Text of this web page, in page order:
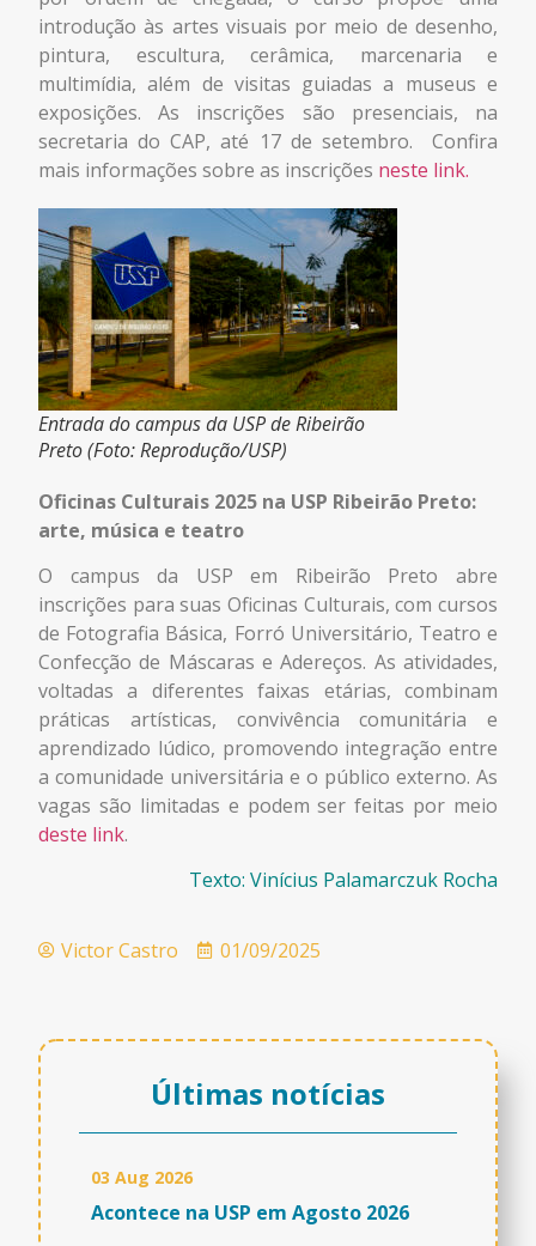
introdução às artes visuais por meio de desenho,
pintura, escultura, cerâmica, marcenaria e
multimídia, além de visitas guiadas a museus e
exposições. As inscrições são presenciais, na
secretaria do CAP, até 17 de setembro. Confira
mais informações sobre as inscrições neste link.
Entrada do campus da USP de Ribeirão
Preto (Foto: Reprodução/USP)
Oficinas Culturais 2025 na USP Ribeirão Preto:
arte, música e teatro
O campus da USP em Ribeirão Preto abre
inscrições para suas Oficinas Culturais, com cursos
de Fotografia Básica, Forró Universitário, Teatro e
Confecção de Máscaras e Adereços. As atividades,
voltadas a diferentes faixas etárias, combinam
práticas artísticas, convivência comunitária e
aprendizado lúdico, promovendo integração entre
a comunidade universitária e o público externo. As
vagas são limitadas e podem ser feitas por meio
deste link.
Texto: Vinícius Palamarczuk Rocha
Victor Castro 01/09/2025
Últimas notícias
03 Aug 2026
Acontece na USP em Agosto 2026